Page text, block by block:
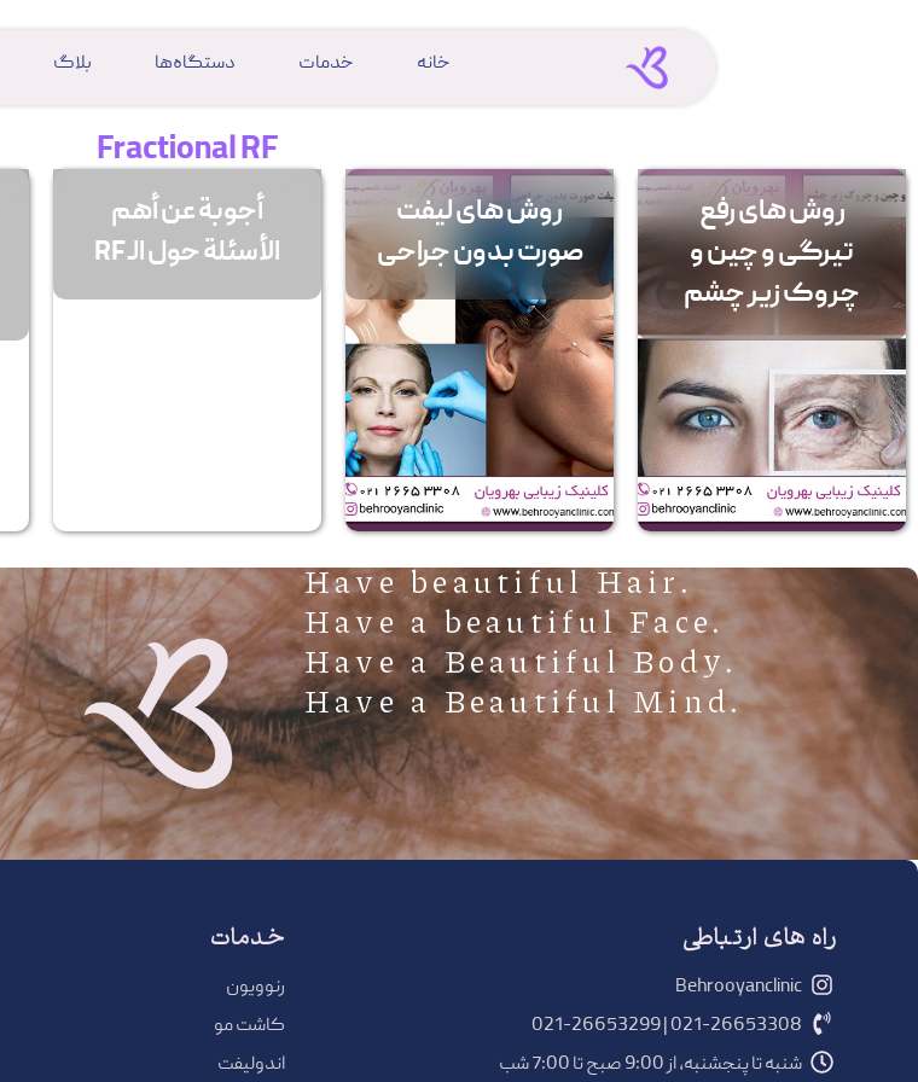
خانه خدمات دستگاه‌ها بلاگ
Fractional RF
روش های رفع
تیرگی و چین و
چروک زیر چشم
روش های لیفت
صورت بدون جراحی
أجوبة عن أهم
الأسئلة حول الـ RF
.Have beautiful Hair
.Have a beautiful Face
.Have a Beautiful Body
.Have a Beautiful Mind
راه های ارتباطی
Behrooyanclinic
021-26653308 | 021-26653299
شنبه تا پنجشنبه، از 9:00 صبح تا 7:00 شب
خدمات
رنوویون
کاشت مو
اندولیفت